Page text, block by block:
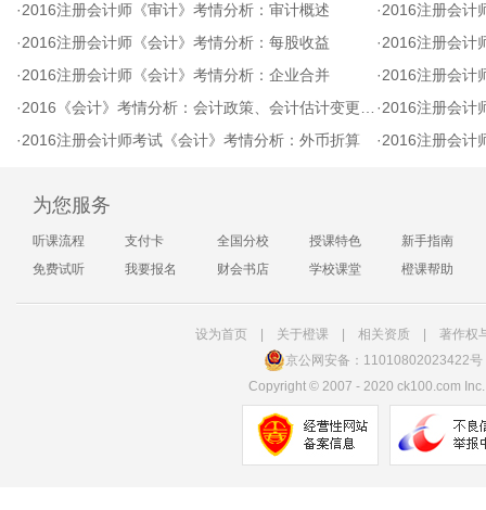
·2016注册会计师《审计》考情分析：审计概述 ·2016注册会计
·2016注册会计师《会计》考情分析：每股收益 ·2016注册会计
·2016注册会计师《会计》考情分析：企业合并 ·2016注册会计师
·2016《会计》考情分析：会计政策、会计估计变更和差错更正 ·2016注册会计
·2016注册会计师考试《会计》考情分析：外币折算 ·2016注册会计
为您服务
听课流程 支付卡 全国分校 授课特色
新手指南
免费试听
我要报名 财会书店 学校课堂 橙课帮助
设为首页| 关于橙课| 相关资质
著作权
京公网安备：11010802023422号
Copyright ©2007 - 2020 ck100.com